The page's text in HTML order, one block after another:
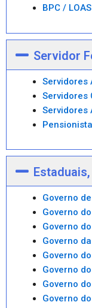
BPC / LOAS
Servidor
Servidores
Servidores
Servidores
Governo
Governo
Governo
Governo
Governo
Governo
Governo
Governo